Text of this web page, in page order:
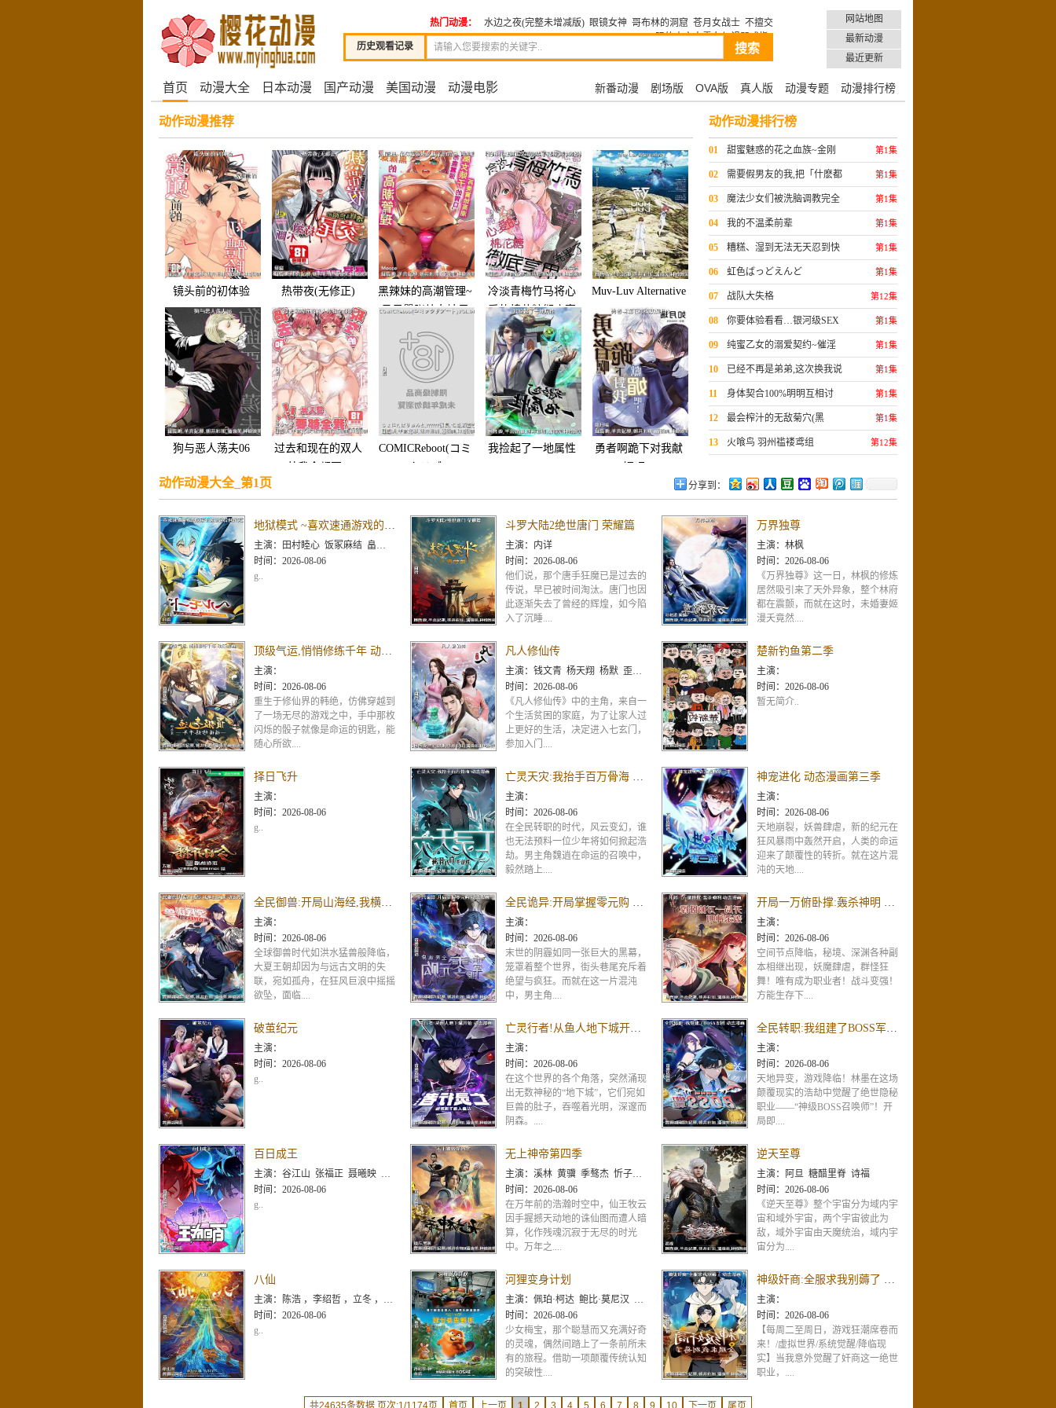
历史观看记录
热门动漫： 水边之夜(完整未增减版) 眼镜女神 哥布林的洞窟 苍月女战士 不擅交
际的未亡人雪女与诅咒戒指1
网站地图
最新动漫
最近更新
首页 动漫大全 日本动漫 国产动漫 美国动漫 动漫电影 新番动漫 剧场版 OVA版 真人版 动漫专题 动漫排行榜
动作动漫推荐
镜头前的初体验 热带夜(无修正)
黑辣妹的高潮管理~
吊尽嚣张处女婊子
的胃口,再奖赏她高
潮~完
冷淡青梅竹马将心
爱的棉花糖彻底享
用完毕了~身高差35
公分的青梅竹马♂
故事~5
Muv-Luv Alternative
狗与恶人荡夫06
过去和现在的双人
COMICReboot(コミ
我捡起了一地属性
勇者啊跪下对我献
动作动漫排行榜
01 甜蜜魅惑的花之血族~金刚
11
第1集
02 需要假男友的我,把「什麽都
听你的券」给了面瘫系前辈却被
他调教了…04
第1集
03 魔法少女们被洗脑调教完全
奴隶化
第1集
04 我的不温柔前辈 第1集
05 糟糕、湿到无法无天忍到快
要升天!~爱意就像滔滔江水般一
发不可收拾~2
第1集
06 虹色ばっどえんど 第1集
07 战队大失格 第12集
08 你要体验看看…银河级SEX
吗?~那个触手太犯规了!
第1集
09 纯蜜乙女的溺爱契约~催淫
吸血鬼对我露出獠牙~04
第1集
10 已经不再是弟弟,这次换我说
了算?前继弟的执迷不悔狡猾恋
爱方式1
第1集
11 身体契合100%明明互相讨
厌,却斗嘴斗上床…1
第1集
12 最会榨汁的无敌菊穴(黑
洞)Scene:4
第1集
13 火喰鸟 羽州褴褛鸢组 第12集
动作动漫大全_第1页 分享到：
地狱模式 ~喜欢速通游戏的玩家在废设定异世界无双~第二季
主演：
田村睦心 饭冢麻结 畠中祐 千本木彩花 石川英郎 大原沙耶香 小市真琴 杉田智和 千叶翔也 三宅麻理
时间： 2026-08-06
g..
斗罗大陆2绝世唐门 荣耀篇
主演：
内详
时间： 2026-08-06
他们说，那个唐手狂魔已是过去的
传说，早已被时间淘汰。唐门也因
此逐渐失去了曾经的辉煌，如今陷
入了沉睡....
万界独尊
主演： 林枫
时间： 2026-08-06
《万界独尊》这一日，林枫的修炼
居然吸引来了天外异象，整个林府
都在震颤，而就在这时，未婚妻姬
漫夭竟然....
顶级气运,悄悄修练千年 动态漫画
主演：
时间： 2026-08-06
重生于修仙界的韩绝，仿佛穿越到
了一场无尽的游戏之中，手中那枚
闪烁的骰子就像是命运的钥匙，能
随心所欲....
凡人修仙传
主演： 钱文青 杨天翔 杨默 歪歪 谷江山 乔诗语
时间： 2026-08-06
《凡人修仙传》中的主角，来自一
个生活贫困的家庭，为了让家人过
上更好的生活，决定进入七玄门，
参加入门....
楚新钓鱼第二季
主演：
时间： 2026-08-06
暂无简介..
择日飞升
主演：
时间： 2026-08-06
g..
亡灵天灾:我抬手百万骨海 动态漫画
主演：
时间： 2026-08-06
在全民转职的时代，风云变幻，谁
也无法预料一位少年将如何掀起浩
劫。男主角魏逍在命运的召唤中，
毅然踏上....
神宠进化 动态漫画第三季
主演：
时间： 2026-08-06
天地崩裂，妖兽肆虐，新的纪元在
狂风暴雨中轰然开启，人类的命运
迎来了颠覆性的转折。就在这片混
沌的天地....
全民御兽:开局山海经,我横扫全球 动态漫画
主演：
时间： 2026-08-06
全球御兽时代如洪水猛兽般降临，
大夏王朝却因为与远古文明的失
联，宛如孤舟，在狂风巨浪中摇摇
欲坠，面临....
全民诡异:开局掌握零元购 动态漫画
主演：
时间： 2026-08-06
末世的阴霾如同一张巨大的黑幕，
笼罩着整个世界，街头巷尾充斥着
绝望与疯狂。而就在这一片混沌
中，男主角....
开局一万俯卧撑:轰杀神明 动态漫画
主演：
时间： 2026-08-06
空间节点降临，秘境、深渊各种副
本相继出现，妖魔肆虐，群怪狂
舞！唯有成为职业者！战斗变强！
方能生存下....
破茧纪元
主演：
时间： 2026-08-06
g..
亡灵行者!从鱼人地下城开始 动态漫画
主演：
时间： 2026-08-06
在这个世界的各个角落，突然涌现
出无数神秘的“地下城”，它们宛如
巨兽的肚子，吞噬着光明，深邃而
阴森。....
全民转职:我组建了BOSS军团 动态漫画
主演：
时间： 2026-08-06
天地异变，游戏降临！林墨在这场
颠覆现实的浩劫中觉醒了绝世隐秘
职业——“神级BOSS召唤师”！开
局即....
百日成王
主演： 谷江山 张福正 聂曦映 李楠 姜贺 赵熠彤 若瑾
时间： 2026-08-06
g..
无上神帝第四季
主演： 溪林 黄骥 季骜杰 忻子约 关帅 钟巍 蘭若镝 张妮 徐翔 Akira明 烈之流星 默伶 鎏金 史克
时间： 2026-08-06
在万年前的浩瀚时空中，仙王牧云
因手握撼天动地的诛仙图而遭人暗
算，化作残魂沉寂于无尽的时光
中。万年之....
逆天至尊
主演：
阿旦 糖醋里脊 诗福
时间： 2026-08-06
《逆天至尊》整个宇宙分为域内宇
宙和域外宇宙，两个宇宙彼此为
敌，域外宇宙由天魔统治，域内宇
宙分为....
八仙
主演：
陈浩 ，李绍哲 ，立冬 ，果子哥哥 ，董天弋
时间： 2026-08-06
g..
河狸变身计划
主演： 佩珀·柯达 鲍比·莫尼汉 乔恩·哈姆 凯茜·纳基麦 戴夫·弗兰科 爱德华多·弗兰科 梅丽莎·维亚西诺
时间： 2026-08-06
少女梅宝，那个聪慧而又充满好奇
的灵魂，偶然间踏上了一条前所未
有的旅程。借助一项颠覆传统认知
的突破性....
神级奸商:全服求我别薅了 动态漫画
主演：
时间： 2026-08-06
【每周二至周日，游戏狂潮席卷而
来！/虚拟世界/系统觉醒/降临现
实】当我意外觉醒了奸商这一绝世
职业，....
共24635条数据 页次:1/1174页 首页 上一页 1 2 3 4 5 6 7 8 9 10 下一页 尾页